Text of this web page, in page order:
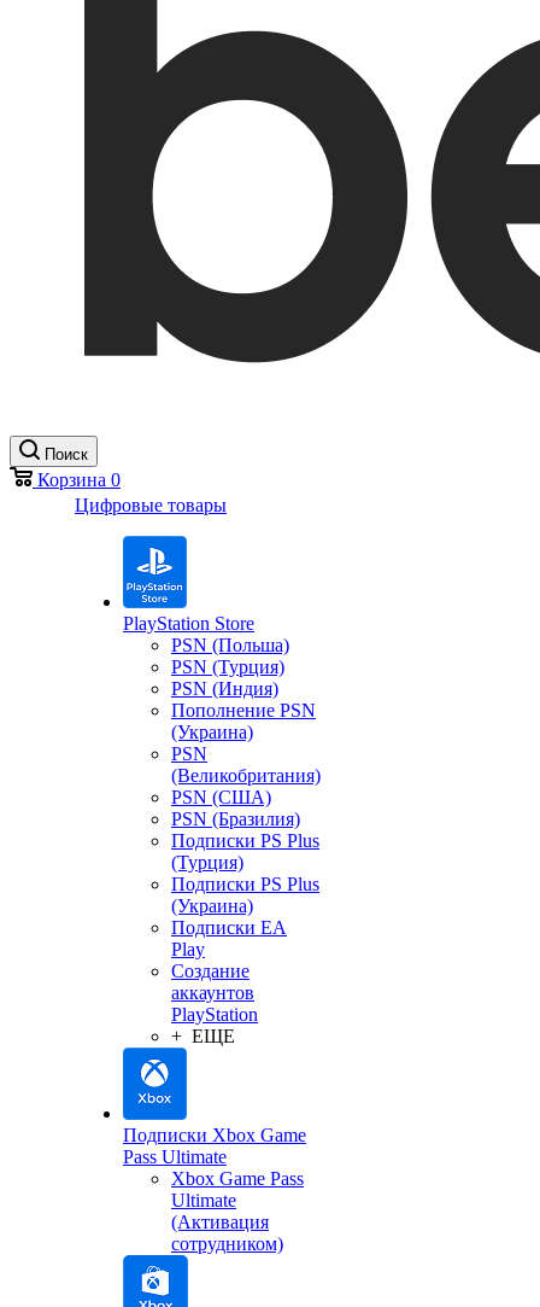
Поиск
Корзина 0
Цифровые товары
PlayStation Store
PSN (Польша)
PSN (Турция)
PSN (Индия)
Пополнение PSN
(Украина)
PSN
(Великобритания)
PSN (США)
PSN (Бразилия)
Подписки PS Plus
(Турция)
Подписки PS Plus
(Украина)
Подписки EA
Play
Создание
аккаунтов
PlayStation
+ ЕЩЕ
Подписки Xbox Game
Pass Ultimate
Xbox Game Pass
Ultimate
(Активация
сотрудником)